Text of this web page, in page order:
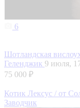
6
Шотландская
Геленджик 9 июля,
75 000 ₽
Котик Лексус / от
Заводчик